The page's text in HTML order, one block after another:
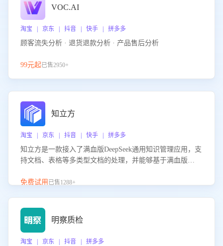
VOC.AI
淘宝 | 京东 | 抖音 | 快手 | 拼多多
顾客流失分析 · 退货退款分析 · 产品售后分析
99元起已售2950+
知立方
淘宝 | 京东 | 抖音 | 快手 | 拼多多
知立方是一款接入了满血版DeepSeek通用知识管理应用，支
持文档、表格等多类型文档的处理，并能够基于满血版
识支持，帮助用户高效管理和利用知识资源。通过该产品，
免费试用 已售1288+
明察质检
淘宝 | 京东 | 抖音 | 拼多多